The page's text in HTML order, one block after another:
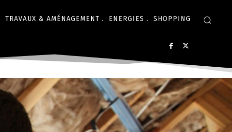
TRAVAUX & AMÉNAGEMENT . ENERGIES . SHOPPING